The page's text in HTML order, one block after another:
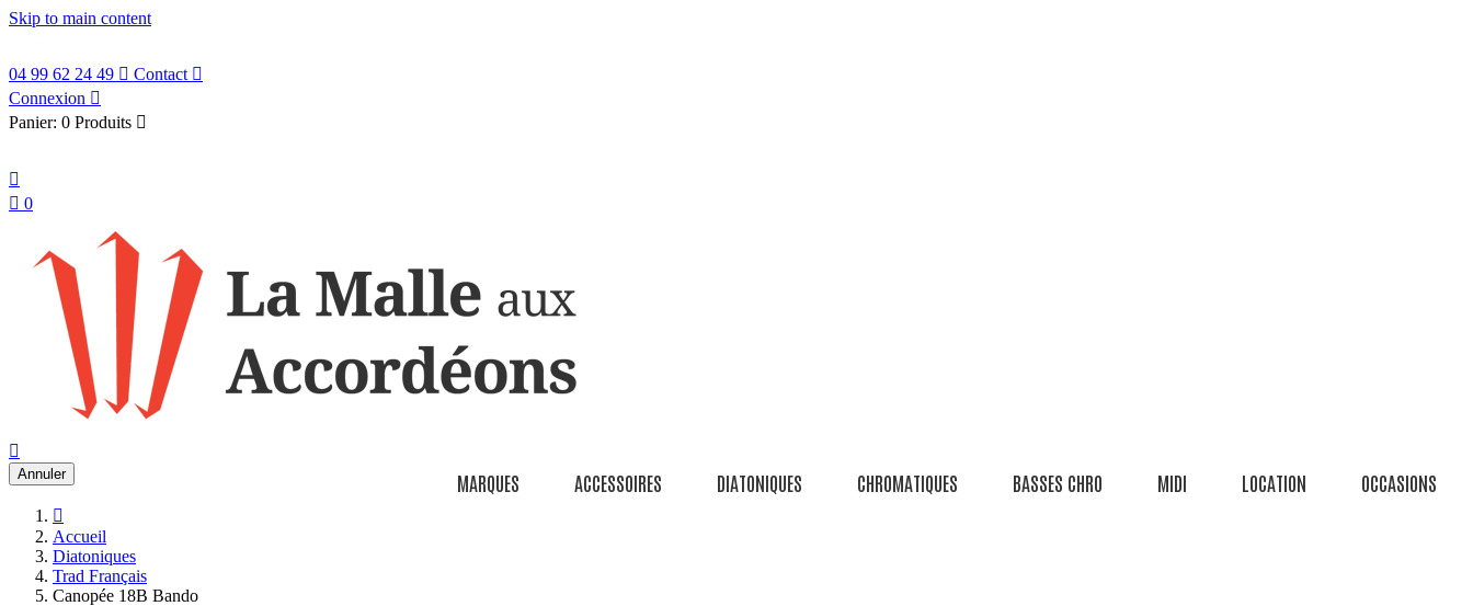
Skip to main content
04 99 62 24 49  Contact 
Connexion 
Panier: 0 Produits 

 0
MARQUES ACCESSOIRES DIATONIQUES CHROMATIQUES BASSES CHRO MIDI LOCATION OCCASIONS

Annuler

Accueil
Diatoniques
Trad Français
Canopée 18B Bando